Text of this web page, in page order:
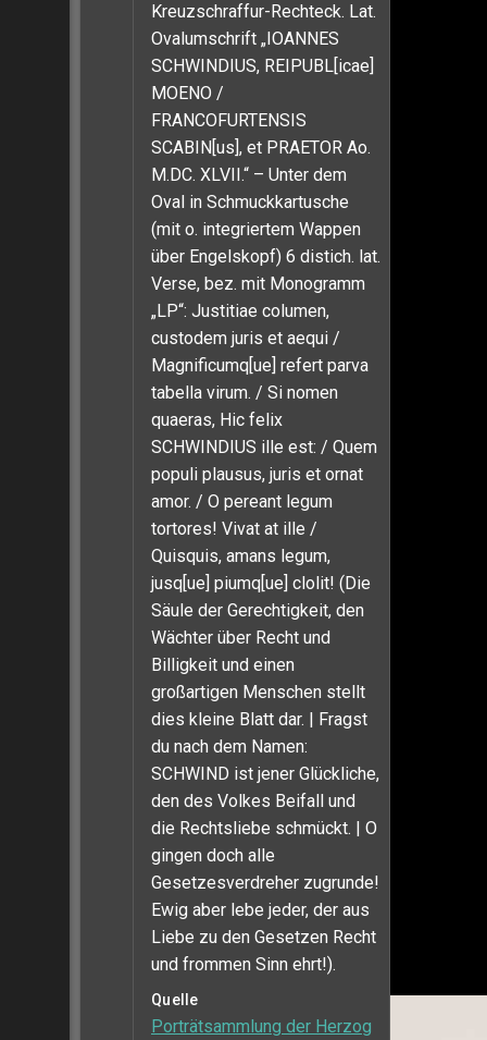
Kreuzschraffur-Rechteck. Lat.
Ovalumschrift „IOANNES
SCHWINDIUS, REIPUBL[icae]
MOENO /
FRANCOFURTENSIS
SCABIN[us], et PRAETOR Ao.
M.DC. XLVII.“ – Unter dem
Oval in Schmuckkartusche
(mit o. integriertem Wappen
über Engelskopf) 6 distich. lat.
Verse, bez. mit Monogramm
„LP“: Justitiae columen,
custodem juris et aequi /
Magnificumq[ue] refert parva
tabella virum. / Si nomen
quaeras, Hic felix
SCHWINDIUS ille est: / Quem
populi plausus, juris et ornat
amor. / O pereant legum
tortores! Vivat at ille /
Quisquis, amans legum,
jusq[ue] piumq[ue] clolit! (Die
Säule der Gerechtigkeit, den
Wächter über Recht und
Billigkeit und einen
großartigen Menschen stellt
dies kleine Blatt dar. | Fragst
du nach dem Namen:
SCHWIND ist jener Glückliche,
den des Volkes Beifall und
die Rechtsliebe schmückt. | O
gingen doch alle
Gesetzesverdreher zugrunde!
Ewig aber lebe jeder, der aus
Liebe zu den Gesetzen Recht
und frommen Sinn ehrt!).
Quelle
Porträtsammlung der Herzog